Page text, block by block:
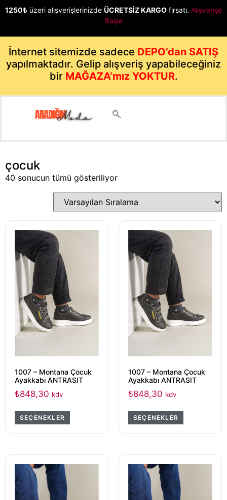
1250₺ üzeri alışverişlerinizde ÜCRETSİZ KARGO fırsatı. Alışverişe
Başla
İnternet sitemizde sadece DEPO’dan SATIŞ
yapılmaktadır. Gelip alışveriş yapabileceğiniz
bir MAĞAZA’mız YOKTUR.
çocuk
40 sonucun tümü gösteriliyor
1007 – Montana Çocuk
Ayakkabı ANTRASIT
₺848,30 kdv
SEÇENEKLER
1007 – Montana Çocuk
Ayakkabı ANTRASIT
₺848,30 kdv
SEÇENEKLER